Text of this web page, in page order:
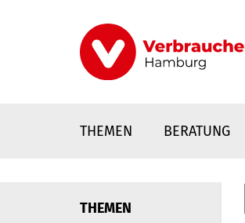
THEMEN BERATUNG
THEMEN